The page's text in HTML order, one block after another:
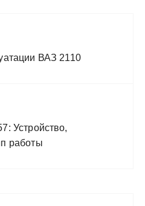
ВАЗ 2110
Устройство,
работы